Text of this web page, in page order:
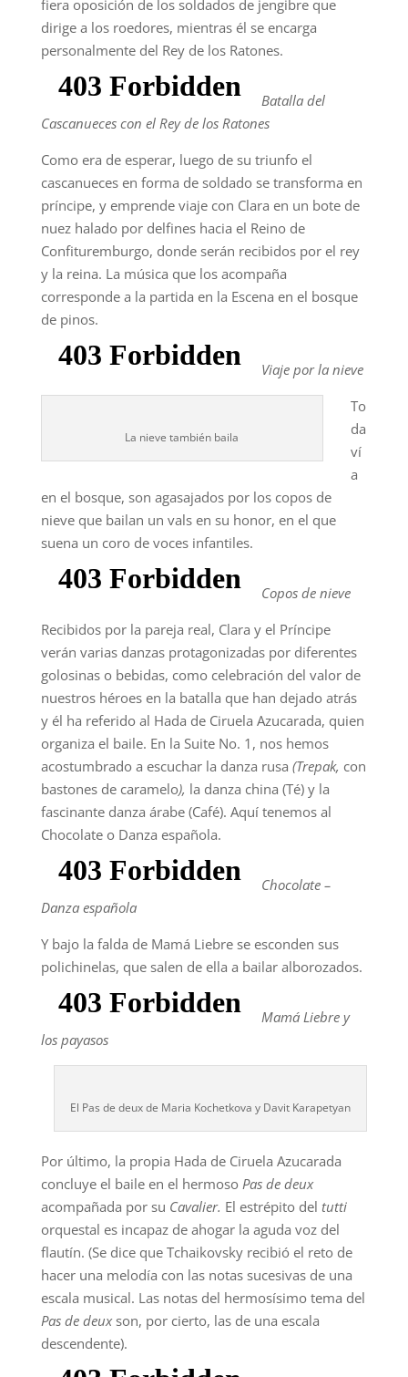
fiera oposición de los soldados de jengibre que
dirige a los roedores, mientras él se encarga
personalmente del Rey de los Ratones.
Batalla del
Cascanueces con el Rey de los Ratones
Como era de esperar, luego de su triunfo el
cascanueces en forma de soldado se transforma en
príncipe, y emprende viaje con Clara en un bote de
nuez halado por delfines hacia el Reino de
Confituremburgo, donde serán recibidos por el rey
y la reina. La música que los acompaña
corresponde a la partida en la Escena en el bosque
de pinos.
Viaje por la nieve
La nieve también baila
To
da
ví
a
en el bosque, son agasajados por los copos de
nieve que bailan un vals en su honor, en el que
suena un coro de voces infantiles.
Copos de nieve
Recibidos por la pareja real, Clara y el Príncipe
verán varias danzas protagonizadas por diferentes
golosinas o bebidas, como celebración del valor de
nuestros héroes en la batalla que han dejado atrás
y él ha referido al Hada de Ciruela Azucarada, quien
organiza el baile. En la Suite No. 1, nos hemos
acostumbrado a escuchar la danza rusa (Trepak, con
bastones de caramelo), la danza china (Té) y la
fascinante danza árabe (Café). Aquí tenemos al
Chocolate o Danza española.
Chocolate –
Danza española
Y bajo la falda de Mamá Liebre se esconden sus
polichinelas, que salen de ella a bailar alborozados.
Mamá Liebre y
los payasos
El Pas de deux de Maria Kochetkova y Davit Karapetyan
Por último, la propia Hada de Ciruela Azucarada
concluye el baile en el hermoso Pas de deux
acompañada por su Cavalier. El estrépito del tutti
orquestal es incapaz de ahogar la aguda voz del
flautín. (Se dice que Tchaikovsky recibió el reto de
hacer una melodía con las notas sucesivas de una
escala musical. Las notas del hermosísimo tema del
Pas de deux son, por cierto, las de una escala
descendente).